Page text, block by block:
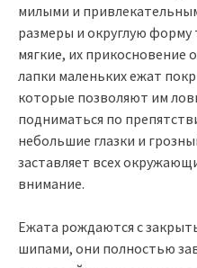
милыми и
размеры и округлую форму
мягкие, их прикосновение
лапки маленьких ежат
которые позволяют им
подниматься по
небольшие глазки и
заставляет всех
внимание.
Ежата рождаются с
шипами, они полностью